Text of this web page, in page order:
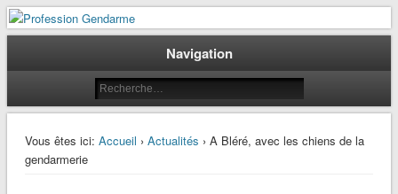
Profession Gendarme
Le journal des gendarmes
Navigation
Vous êtes ici: Accueil › Actualités › A Bléré, avec les chiens de la
gendarmerie